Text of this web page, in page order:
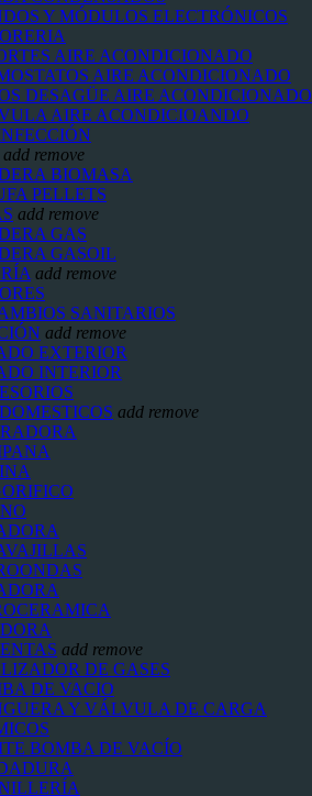
Y MÓDULOS ELECTRÓNICOS
AIRE ACONDICIONADO
AIRE ACONDICIONADO
DESAGÜE AIRE ACONDICIONADO
AIRE ACONDICIOANDO
add remove
BIOMASA
PELLETS
add remove
GAS
GASOIL
add remove
SANITARIOS
add remove
EXTERIOR
INTERIOR
add remove
add remove
DE GASES
DE VACIO
Y VÁLVULA DE CARGA
BOMBA DE VACÍO